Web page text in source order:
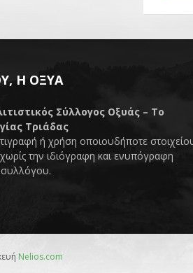
Η ΟΞΥΆ
Σύλλογος Οξυάς – Το
Τριάδας
ή χρήση οποιουδήποτε
την ιδιόγραφη και ενυπόγραφη
Nelios.com